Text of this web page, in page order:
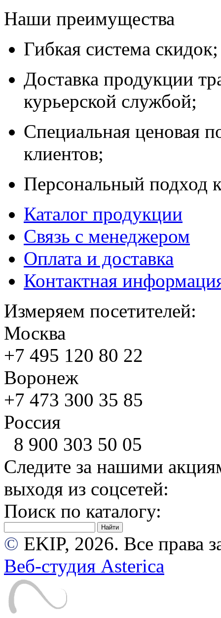
Наши преимущества
Гибкая система скидок;
Доставка продукции
курьерской службой;
Специальная ценовая
клиентов;
Персональный подход
Каталог продукции
Связь с менеджером
Оплата и доставка
Контактная
Измеряем посетителей:
Москва
+7 495 120 80 22
Воронеж
+7 473 300 35 85
Россия
8 900 303 50 05
Следите за нашими
выходя из соцсетей:
Поиск по каталогу:
© EKIP, 2026. Все права
Веб-студия Asterica